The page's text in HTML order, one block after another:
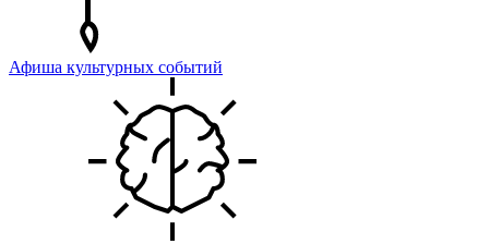
Афиша культурных событий